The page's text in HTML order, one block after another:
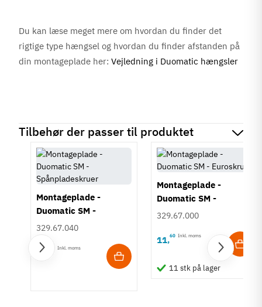
Du kan læse meget mere om hvordan du finder det
rigtige type hængsel og hvordan du finder afstanden på
din montageplade her:Vejledning i Duomatic hængsler
Tilbehør der passer til produktet
Montageplade -
Duomatic SM -
Spånpladeskruer
329.67.040
11 Inkl. moms
Montageplade -
Duomatic SM -
Euroskruer
329.67.000
11,60 Inkl. moms
11 stk på lager